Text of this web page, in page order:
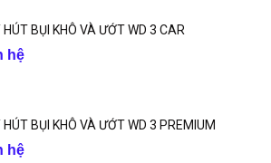
HÚT BỤI KHÔ VÀ ƯỚT WD 3 CAR
hệ
HÚT BỤI KHÔ VÀ ƯỚT WD 3 PREMIUM
hệ